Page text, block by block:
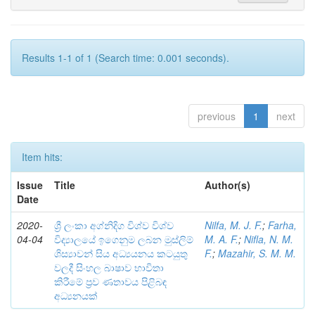
Results 1-1 of 1 (Search time: 0.001 seconds).
previous 1 next
Item hits:
Issue
Date
Title Author(s)
2020-
04-04
ශ්‍රී ලංකා අග්නිදිග විශ්ව විශ්ව
විද්‍යාලයේ ඉගෙනුම ලබන මුස්ලිම්
ශිස්‍යාවන් සිය අධ්‍යයනය කටයුතු
වලදී සිංහල බාෂාව භාවිතා
කිරීමේ ප්‍රව ණතාවය පිළිබඳ
අධ්‍යනයක්
Nilfa, M. J. F.; Farha,
M. A. F.; Nifla, N. M.
F.; Mazahir, S. M. M.